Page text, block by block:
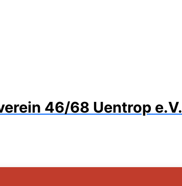
46/68 Uentrop e.V.